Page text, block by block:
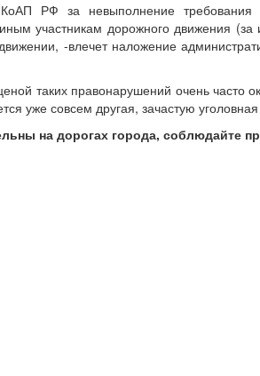
РФ за невыполнение требования
участникам дорожного движения (за
-влечет наложение
таких правонарушений очень часто
уже совсем другая, зачастую уголовная
на дорогах города, соблюдайте